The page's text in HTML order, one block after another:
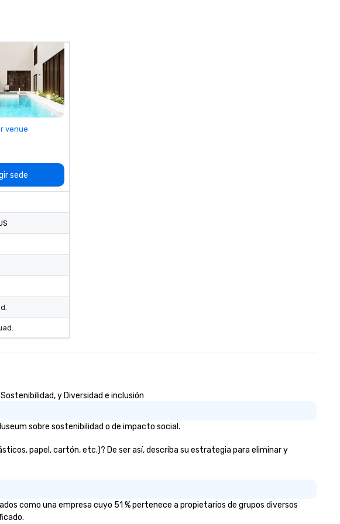
and
and
high-
in the
Vendor,
venue
sede
y Diversidad e inclusión
sobre sostenibilidad o de impacto social.
papel, cartón, etc.)? De ser así, describa su estrategia para eliminar y
como una empresa cuyo 51 % pertenece a propietarios de grupos diversos